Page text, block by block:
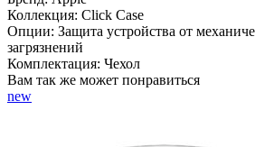
Коллекция: Click Case
Опции: Защита устройства от
загрязнений
Комплектация: Чехол
Вам так же может понравиться
new